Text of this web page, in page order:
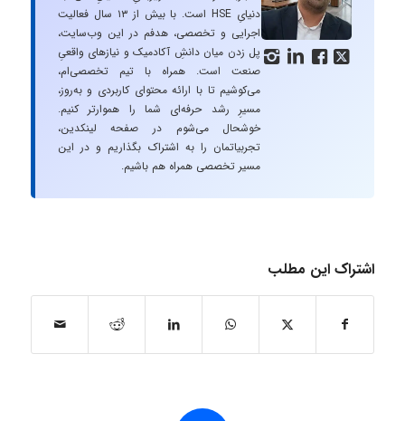
   
دنیایِ HSE است. با بیش از ۱۳ سال فعالیت
اجرایی و تخصصی، هدفم در این وب‌سایت،
پل زدن میان دانشِ آکادمیک و نیازهای واقعیِ
صنعت است. همراه با تیم تخصصی‌ام،
می‌کوشیم تا با ارائه محتوای کاربردی و به‌روز،
مسیرِ رشد حرفه‌ای شما را هموارتر کنیم.
خوشحال می‌شوم در صفحه لینکدین،
تجربیاتمان را به اشتراک بگذاریم و در این
مسیر تخصصی همراه هم باشیم.
اشتراک این مطلب